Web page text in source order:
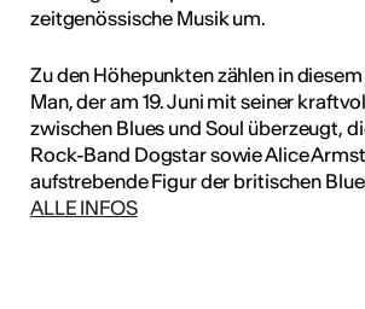
zeitgenössische Musik um.
Zu den Höhepunkten zählen in diesem
Man, der am 19. Juni mit seiner
zwischen Blues und Soul überzeugt,
Rock-Band Dogstar sowie Alice
aufstrebende Figur der britischen
ALLE INFOS